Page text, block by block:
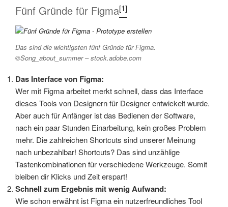
Fünf Gründe für Figma[1]
Das sind die wichtigsten fünf Gründe für Figma.
©Song_about_summer– stock.adobe.com
Das Interface von Figma:
Wer mit Figma arbeitet merkt schnell, dass das Interface
dieses Tools von Designern für Designer entwickelt wurde.
Aber auch für Anfänger ist das Bedienen der Software,
nach ein paar Stunden Einarbeitung, kein großes Problem
mehr. Die zahlreichen Shortcuts sind unserer Meinung
nach unbezahlbar! Shortcuts? Das sind unzählige
Tastenkombinationen für verschiedene Werkzeuge. Somit
bleiben dir Klicks und Zeit erspart!
Schnell zum Ergebnis mit wenig Aufwand:
Wie schon erwähnt ist Figma ein nutzerfreundliches Tool